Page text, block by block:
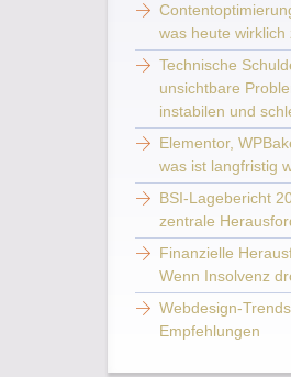
was heute wirklich
Technische
unsichtbare
instabilen und
Elementor,
was ist langfristig
BSI-Lagebericht
zentrale
Finanzielle
Wenn Insolvenz
Webdesign-
Empfehlungen